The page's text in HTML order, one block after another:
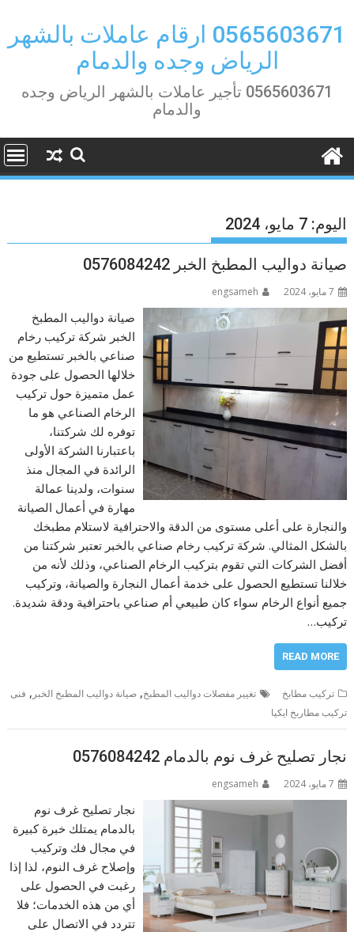
content
0565603671 ارقام عاملات بالشهر
الرياض وجده والدمام
0565603671 تأجير عاملات بالشهر الرياض وجده
والدمام
اليوم:7 مايو، 2024
صيانة دواليب المطبخ الخبر 0576084242
7 مايو، 2024 engsameh
صيانة دواليب المطبخ
الخبر شركة تركيب رخام
صناعي بالخبر تستطيع من
خلالها الحصول على جودة
عمل متميزة حول تركيب
الرخام الصناعي هو ما
توفره لك شركتنا،
باعتبارنا الشركة الأولى
الرائدة في المجال منذ
سنوات، ولدينا عمالة
مهارة في أعمال الصيانة
والنجارة على أعلى مستوى من الدقة والاحترافية لاستلام مطبخك
بالشكل المثالي. شركة تركيب رخام صناعي بالخبر تعتبر شركتنا من
أفضل الشركات التي تقوم بتركيب الرخام الصناعي، وذلك لأنه من
خلالنا تستطيع الحصول على خدمة أعمال النجارة والصيانة، وتركيب
جميع أنواع الرخام سواء كان طبيعي أم صناعي باحترافية ودقة شديدة.
تركيب…
READ MORE
تركيب مطابخ تغيير مفصلات دواليب المطبخ,صيانة دواليب المطبخ الخبر , فنى
تركيب مطاربخ ايكيا
نجار تصليح غرف نوم بالدمام 0576084242
7 مايو، 2024 engsameh
نجار تصليح غرف نوم
بالدمام يمتلك خبرة كبيرة
في مجال فك وتركيب
وإصلاح غرف النوم، لذا إذا
رغبت في الحصول على
أي من هذه الخدمات؛ فلا
تتردد في الاتصال على